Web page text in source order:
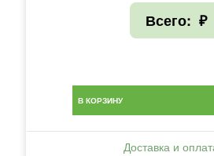
Всего: ₽
В КОРЗИНУ
Доставка и